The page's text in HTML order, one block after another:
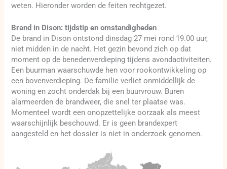
weten. Hieronder worden de feiten rechtgezet.
Brand in Dison: tijdstip en omstandigheden
De brand in Dison ontstond dinsdag 27 mei rond 19.00 uur,
niet midden in de nacht. Het gezin bevond zich op dat
moment op de benedenverdieping tijdens avondactiviteiten.
Een buurman waarschuwde hen voor rookontwikkeling op
een bovenverdieping. De familie verliet onmiddellijk de
woning en zocht onderdak bij een buurvrouw. Buren
alarmeerden de brandweer, die snel ter plaatse was.
Momenteel wordt een onopzettelijke oorzaak als meest
waarschijnlijk beschouwd. Er is geen brandexpert
aangesteld en het dossier is niet in onderzoek genomen.